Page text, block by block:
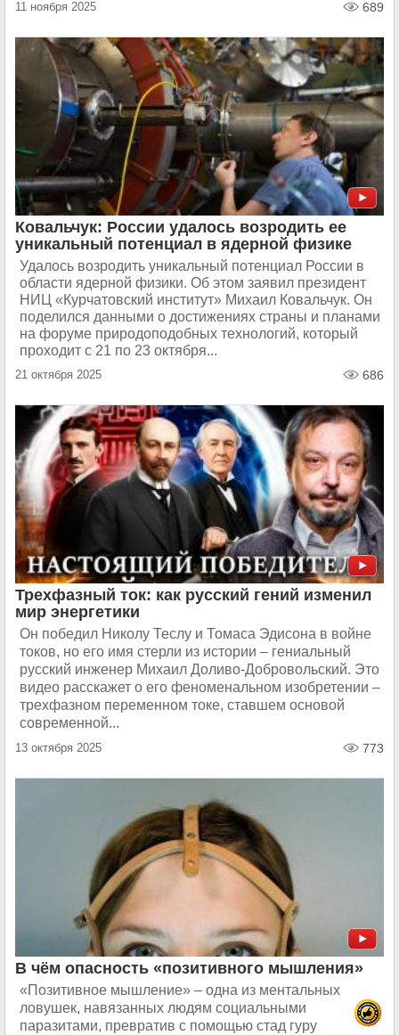
11 ноября 2025 689
Ковальчук: России удалось возродить ее
уникальный потенциал в ядерной физике
Удалось возродить уникальный потенциал России в
области ядерной физики. Об этом заявил президент
НИЦ «Курчатовский институт» Михаил Ковальчук. Он
поделился данными о достижениях страны и планами
на форуме природоподобных технологий, который
проходит с 21 по 23 октября...
21 октября 2025 686
Трехфазный ток: как русский гений изменил
мир энергетики
Он победил Николу Теслу и Томаса Эдисона в войне
токов, но его имя стерли из истории – гениальный
русский инженер Михаил Доливо-Добровольский. Это
видео расскажет о его феноменальном изобретении –
трехфазном переменном токе, ставшем основой
современной...
13 октября 2025 773
В чём опасность «позитивного мышления»
«Позитивное мышление» – одна из ментальных
ловушек, навязанных людям социальными
паразитами, превратив с помощью стад гуру